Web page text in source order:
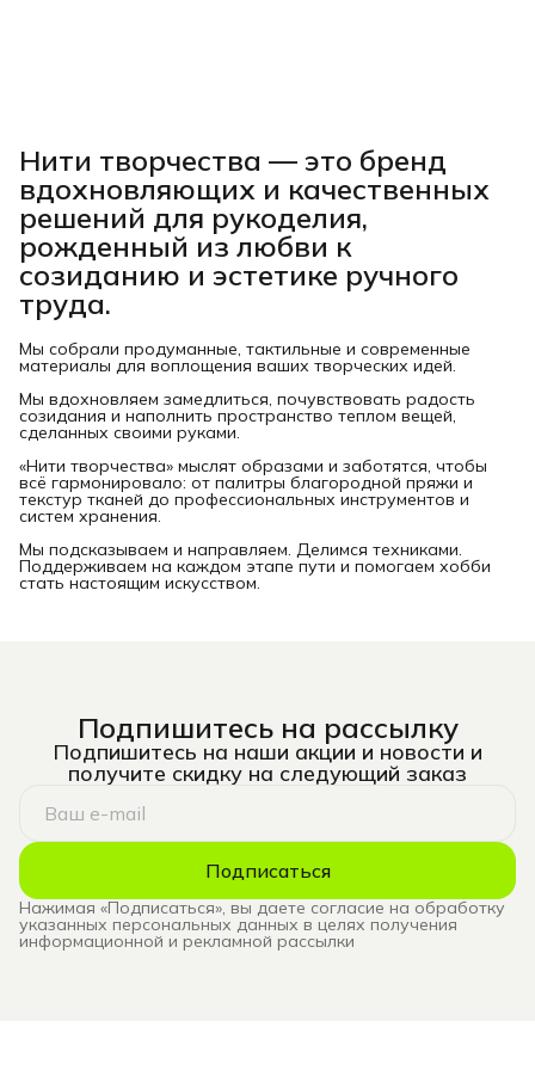
Нити творчества — это бренд
вдохновляющих и качественных
решений для рукоделия,
рожденный из любви к
созиданию и эстетике ручного
труда.
Мы собрали продуманные, тактильные и современные
материалы для воплощения ваших творческих идей.
Мы вдохновляем замедлиться, почувствовать радость
созидания и наполнить пространство теплом вещей,
сделанных своими руками.
«Нити творчества» мыслят образами и заботятся, чтобы
всё гармонировало: от палитры благородной пряжи и
текстур тканей до профессиональных инструментов и
систем хранения.
Мы подсказываем и направляем. Делимся техниками.
Поддерживаем на каждом этапе пути и помогаем хобби
стать настоящим искусством.
Подпишитесь на рассылку
Подпишитесь на наши акции и новости и
получите скидку на следующий заказ
Подписаться
Нажимая «Подписаться», вы даете согласие на обработку
указанных персональных данных в целях получения
информационной и рекламной рассылки